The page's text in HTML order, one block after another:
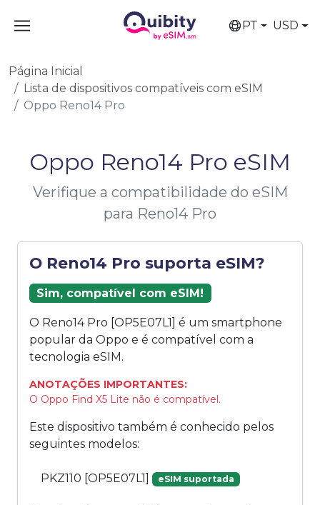
PT USD
Página Inicial
Lista de dispositivos compatíveis com eSIM
Oppo Reno14 Pro
Oppo Reno14 Pro eSIM
Verifique a compatibilidade do eSIM
para Reno14 Pro
O Reno14 Pro suporta eSIM?
Sim, compatível com eSIM!
O Reno14 Pro [OP5E07L1] é um smartphone
popular da Oppo e é compatível com a
tecnologia eSIM.
ANOTAÇÕES IMPORTANTES:
O Oppo Find X5 Lite não é compatível.
Este dispositivo também é conhecido pelos
seguintes modelos:
PKZ110 [OP5E07L1] eSIM suportada